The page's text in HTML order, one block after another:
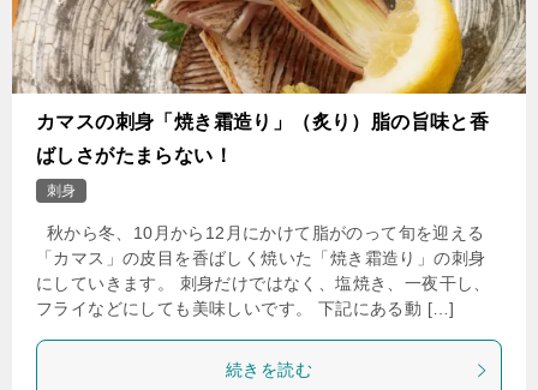
カマスの刺身「焼き霜造り」（炙り）脂の旨味と香
ばしさがたまらない！
刺身
秋から冬、10月から12月にかけて脂がのって旬を迎える
「カマス」の皮目を香ばしく焼いた「焼き霜造り」の刺身
にしていきます。 刺身だけではなく、塩焼き、一夜干し、
フライなどにしても美味しいです。 下記にある動 […]
続きを読む